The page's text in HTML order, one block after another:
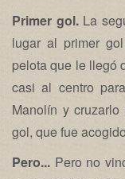
Primer gol.La
lugar al primer
pelota que le llegó
casi al centro
Manolín y
gol, que fue
Pero... Pero no